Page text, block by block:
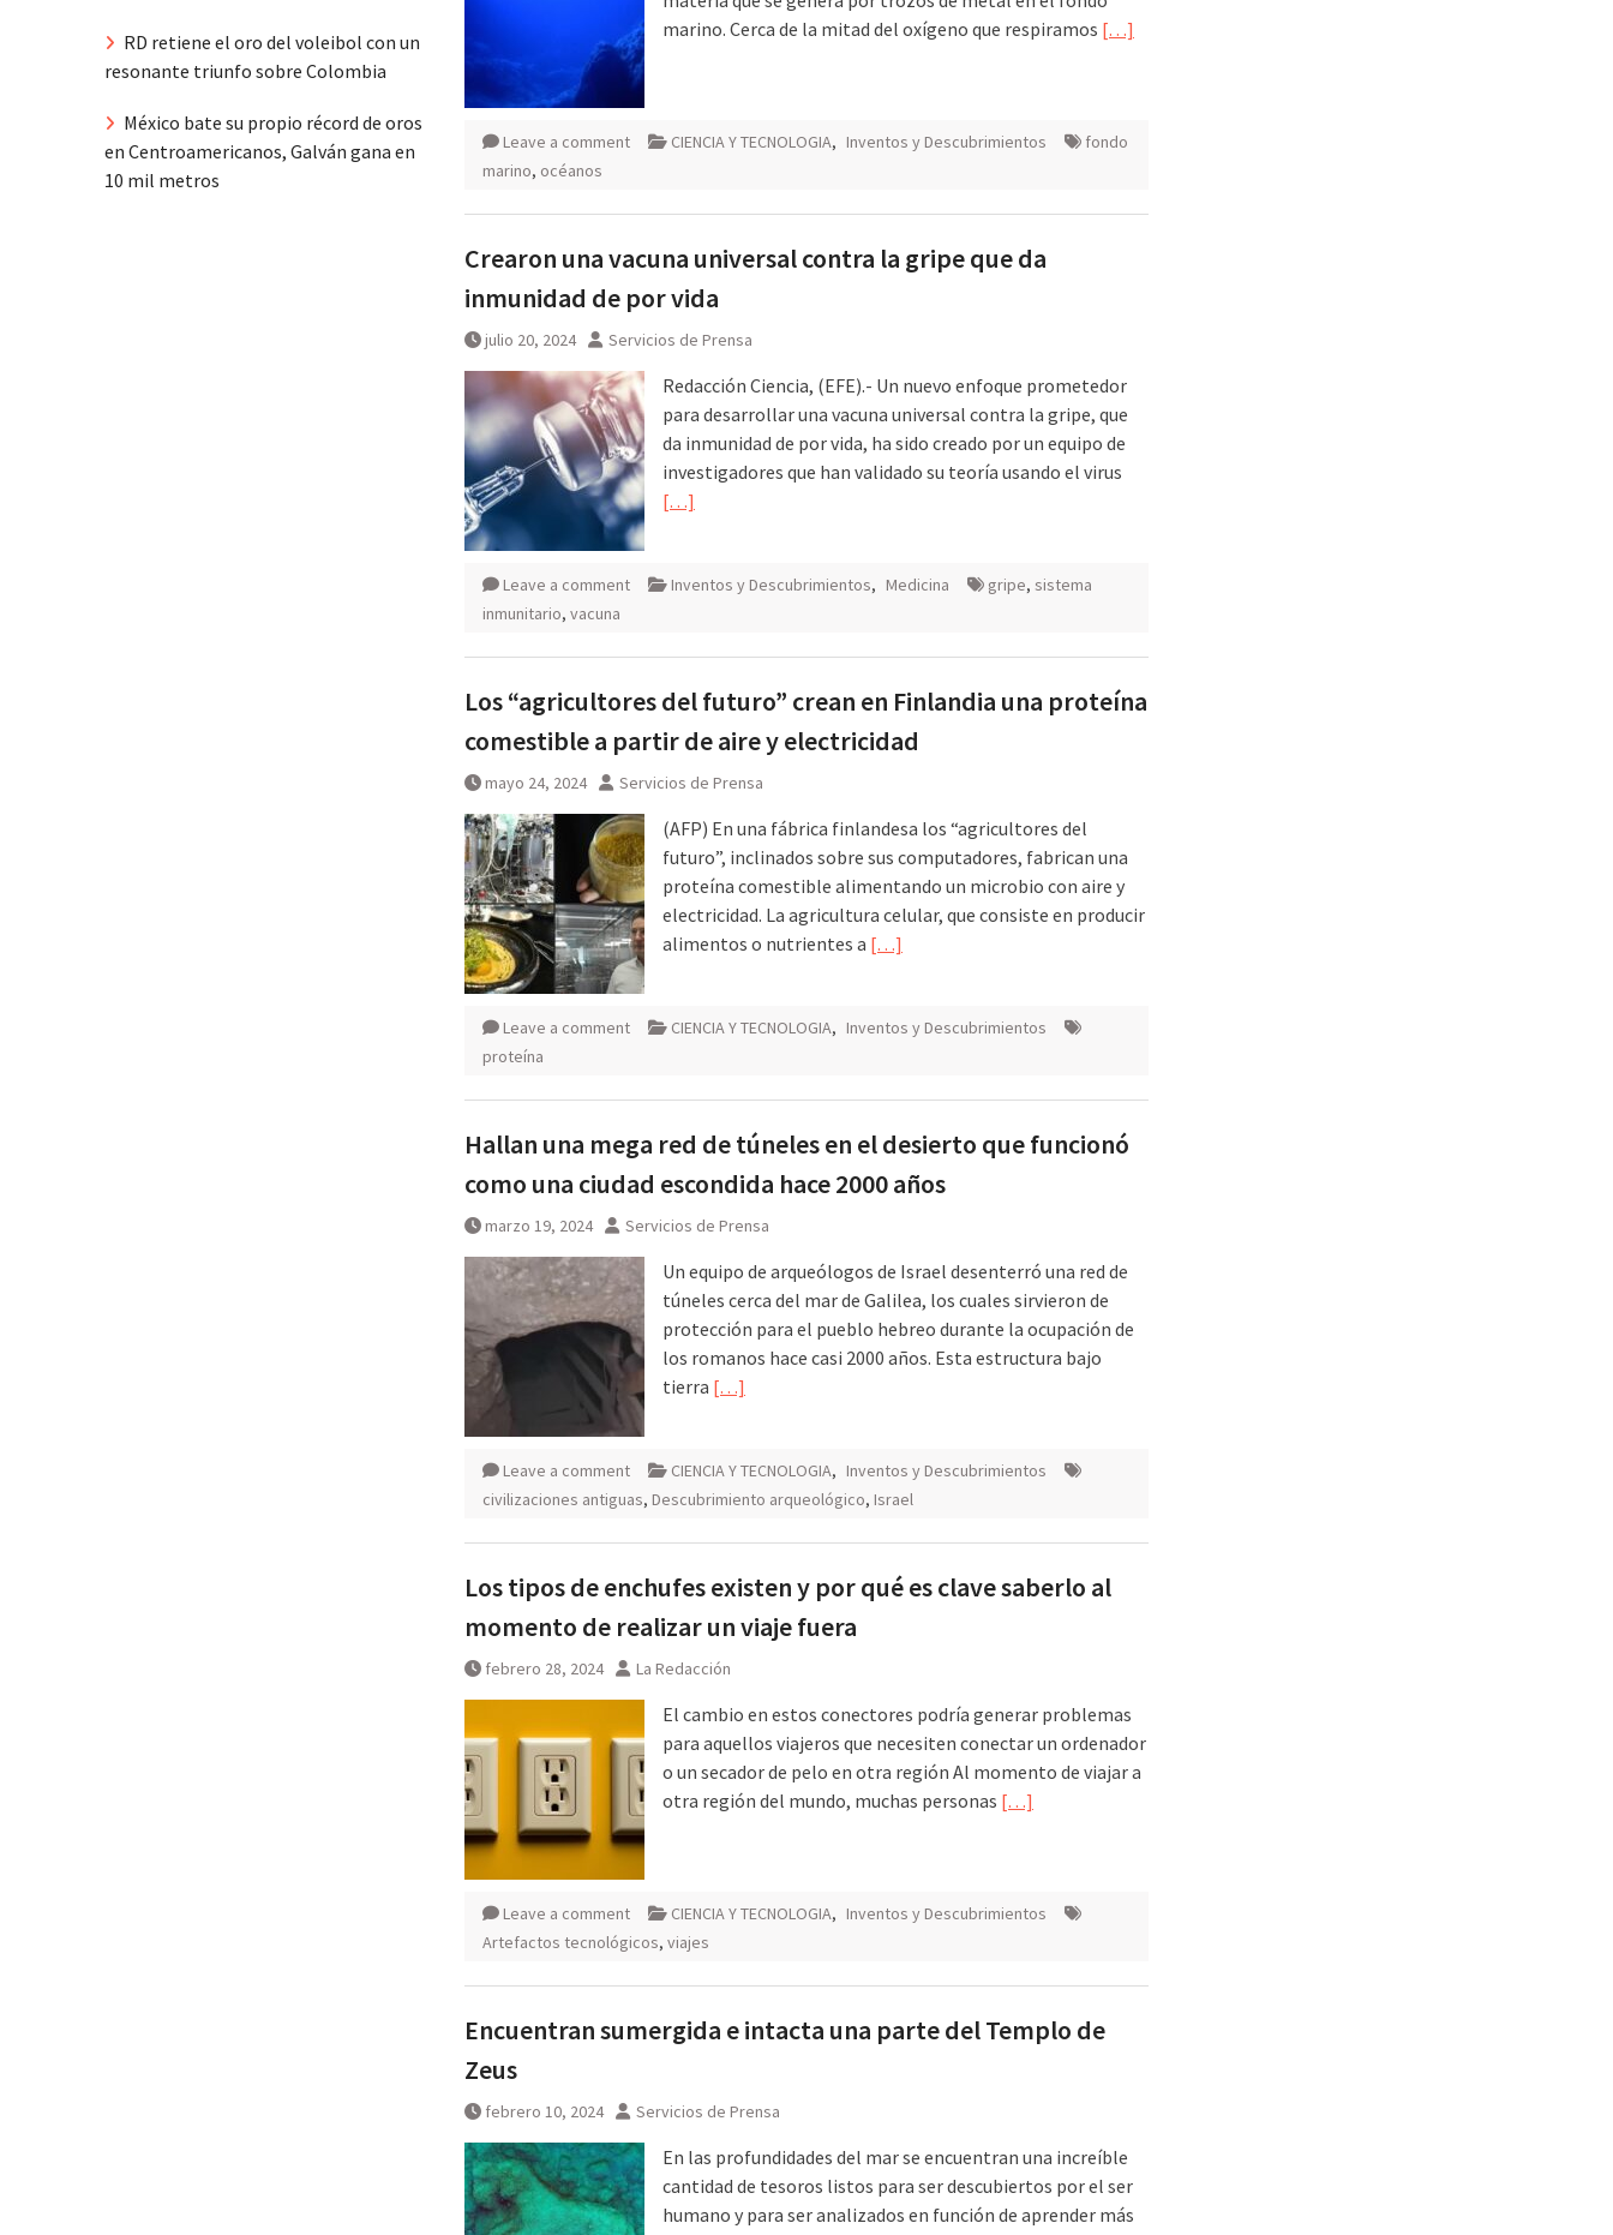
marino. Cerca de la mitad del oxígeno que respiramos […]
Leave a comment CIENCIA Y TECNOLOGIA, Inventos y Descubrimientos
fondo
marino, océanos
Crearon una vacuna universal contra la gripe que da
inmunidad de por vida
julio 20, 2024 Servicios de Prensa
Redacción Ciencia, (EFE).- Un nuevo enfoque prometedor
para desarrollar una vacuna universal contra la gripe, que
da inmunidad de por vida, ha sido creado por un equipo de
investigadores que han validado su teoría usando el virus
[…]
Leave a comment Inventos y Descubrimientos, Medicina gripe, sistema
inmunitario, vacuna
Los “agricultores del futuro” crean en Finlandia una proteína
comestible a partir de aire y electricidad
mayo 24, 2024 Servicios de Prensa
(AFP) En una fábrica finlandesa los “agricultores del
futuro”, inclinados sobre sus computadores, fabrican una
proteína comestible alimentando un microbio con aire y
electricidad. La agricultura celular, que consiste en producir
alimentos o nutrientes a […]
Leave a comment CIENCIA Y TECNOLOGIA, Inventos y Descubrimientos
proteína
Hallan una mega red de túneles en el desierto que funcionó
como una ciudad escondida hace 2000 años
marzo 19, 2024 Servicios de Prensa
Un equipo de arqueólogos de Israel desenterró una red de
túneles cerca del mar de Galilea, los cuales sirvieron de
protección para el pueblo hebreo durante la ocupación de
los romanos hace casi 2000 años. Esta estructura bajo
tierra […]
Leave a comment CIENCIA Y TECNOLOGIA, Inventos y Descubrimientos
civilizaciones antiguas, Descubrimiento arqueológico, Israel
Los tipos de enchufes existen y por qué es clave saberlo al
momento de realizar un viaje fuera
febrero 28, 2024 La Redacción
El cambio en estos conectores podría generar problemas
para aquellos viajeros que necesiten conectar un ordenador
o un secador de pelo en otra región Al momento de viajar a
otra región del mundo, muchas personas […]
Leave a comment CIENCIA Y TECNOLOGIA, Inventos y Descubrimientos
Artefactos tecnológicos, viajes
Encuentran sumergida e intacta una parte del Templo de
Zeus
febrero 10, 2024 Servicios de Prensa
En las profundidades del mar se encuentran una increíble
cantidad de tesoros listos para ser descubiertos por el ser
humano y para ser analizados en función de aprender más
RD retiene el oro del voleibol con un
resonante triunfo sobre Colombia
México bate su propio récord de oros
en Centroamericanos, Galván gana en
10 mil metros